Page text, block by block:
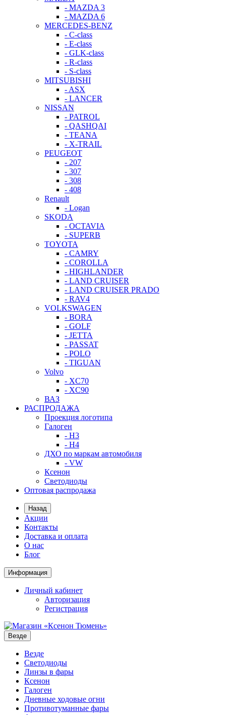
- MAZDA 3
- MAZDA 6
MERCEDES-BENZ
- C-class
- E-class
- GLK-class
- R-class
- S-class
MITSUBISHI
- ASX
- LANCER
NISSAN
- PATROL
- QASHQAI
- TEANA
- X-TRAIL
PEUGEOT
- 207
- 307
- 308
- 408
Renault
- Logan
SKODA
- OCTAVIA
- SUPERB
TOYOTA
- CAMRY
- COROLLA
- HIGHLANDER
- LAND CRUISER
- LAND CRUISER PRADO
- RAV4
VOLKSWAGEN
- BORA
- GOLF
- JETTA
- PASSAT
- POLO
- TIGUAN
Volvo
- XC70
- XC90
ВАЗ
РАСПРОДАЖА
Проекция логотипа
Галоген
- H3
- H4
ДХО по маркам автомобиля
- VW
Ксенон
Светодиоды
Оптовая распродажа
Назад
Акции
Контакты
Доставка и оплата
О нас
Блог
Информация
Личный кабинет
Авторизация
Регистрация
Везде
Везде
Светодиоды
Линзы в фары
Ксенон
Галоген
Дневные ходовые огни
Противотуманные фары